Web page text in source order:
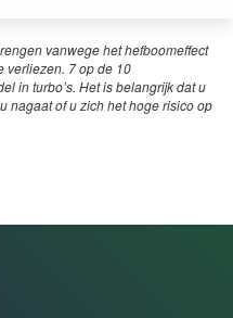
vanwege het hefboomeffect
verliezen. 7 op de 10
in turbo’s. Het is belangrijk dat u
nagaat of u zich het hoge risico op